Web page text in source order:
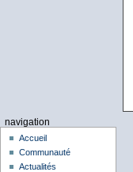
navigation
Accueil
Communauté
Actualités